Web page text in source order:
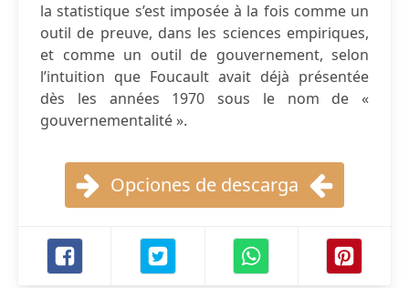
la statistique s’est imposée à la fois comme un
outil de preuve, dans les sciences empiriques,
et comme un outil de gouvernement, selon
l’intuition que Foucault avait déjà présentée
dès les années 1970 sous le nom de «
gouvernementalité ».
Opciones de descarga